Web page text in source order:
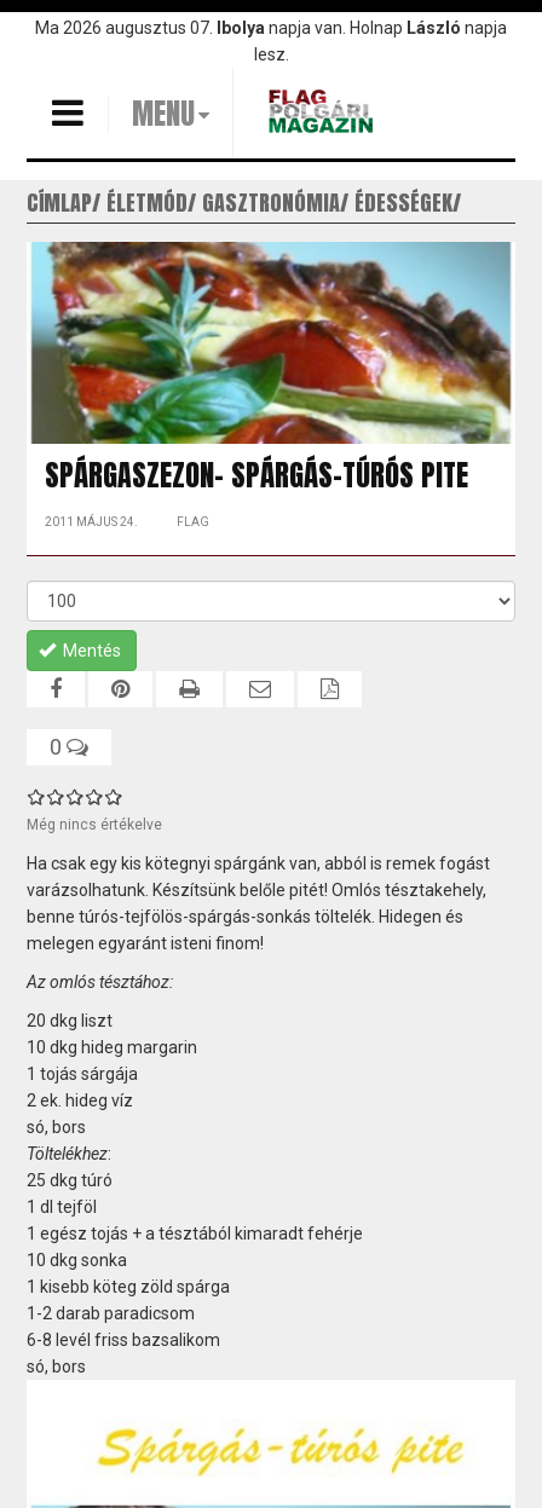
UgrásMa 2026 augusztus 07. Ibolya napja van. Holnap László napja
lesz.
MENU
CÍMLAP ÉLETMÓD GASZTRONÓMIA ÉDESSÉGEK
SPÁRGASZEZON- SPÁRGÁS-TÚRÓS PITE
2011 MÁJUS 24. FLAG
Mentés
0
Még nincs értékelve
Ha csak egy kis kötegnyi spárgánk van, abból is remek fogást
varázsolhatunk. Készítsünk belőle pitét! Omlós tésztakehely,
benne túrós-tejfölös-spárgás-sonkás töltelék. Hidegen és
melegen egyaránt isteni finom!
Az omlós tésztához:
20 dkg liszt
10 dkg hideg margarin
1 tojás sárgája
2 ek. hideg víz
só, bors
Töltelékhez:
25 dkg túró
1 dl tejföl
1 egész tojás + a tésztából kimaradt fehérje
10 dkg sonka
1 kisebb köteg zöld spárga
1-2 darab paradicsom
6-8 levél friss bazsalikom
só, bors